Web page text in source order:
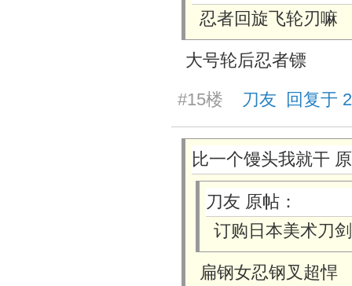
忍者回旋飞轮刃嘛
大号轮后忍者镖
#15楼 刀友 回复于
比一个馒头我就干
刀友 原帖：
订购日本美术刀
扁钢女忍钢叉超悍